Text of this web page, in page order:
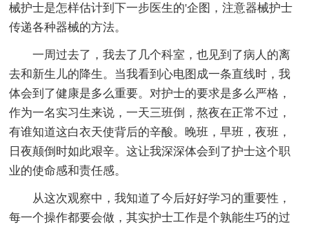
械护士是怎样估计到下一步医生的'企图，注意器械护士
传递各种器械的方法。
一周过去了，我去了几个科室，也见到了病人的离
去和新生儿的降生。当我看到心电图成一条直线时，我
体会到了健康是多么重要。对护士的要求是多么严格，
作为一名实习生来说，一天三班倒，熬夜在正常不过，
有谁知道这白衣天使背后的辛酸。晚班，早班，夜班，
日夜颠倒时如此艰辛。这让我深深体会到了护士这个职
业的使命感和责任感。
从这次观察中，我知道了今后好好学习的重要性，
每一个操作都要会做，其实护士工作是个孰能生巧的过